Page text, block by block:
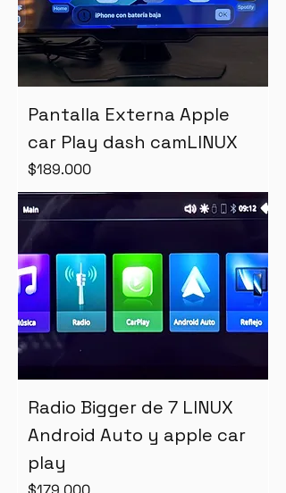
Pantalla Externa Apple
car Play dash camLINUX
Precio
$189.000
Radio Bigger de 7 LINUX
Android Auto y apple car
play
Precio